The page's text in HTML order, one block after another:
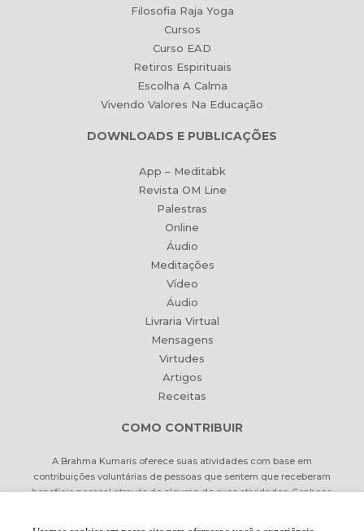
Filosofia Raja Yoga
Cursos
Curso EAD
Retiros Espirituais
Escolha A Calma
Vivendo Valores Na Educação
DOWNLOADS E PUBLICAÇÕES
App – Meditabk
Revista OM Line
Palestras
Online
Áudio
Meditações
Vídeo
Áudio
Livraria Virtual
Mensagens
Virtudes
Artigos
Receitas
COMO CONTRIBUIR
A Brahma Kumaris oferece suas atividades com base em
contribuições voluntárias de pessoas que sentem que receberam
benefício pessoal através de alguma de suas atividades. Conheça